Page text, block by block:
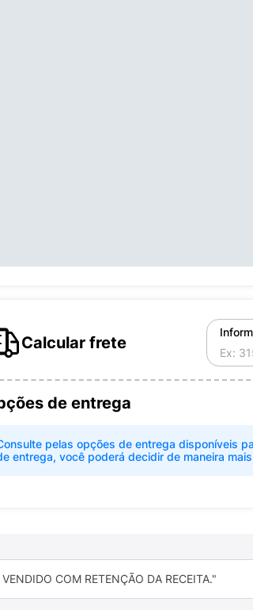
Calcular frete
de entrega
pelas opções de entrega disponíveis
entrega, você poderá decidir de maneira
COM RETENÇÃO DA RECEITA."